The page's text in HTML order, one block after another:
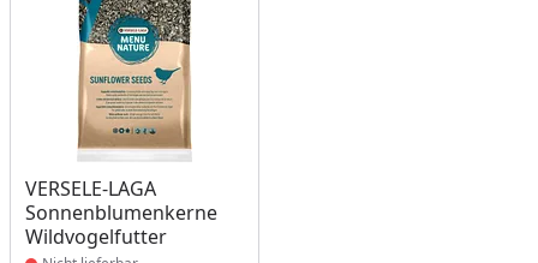
VERSELE-LAGA
Sonnenblumenkerne
Wildvogelfutter
Produkt nicht lieferbar